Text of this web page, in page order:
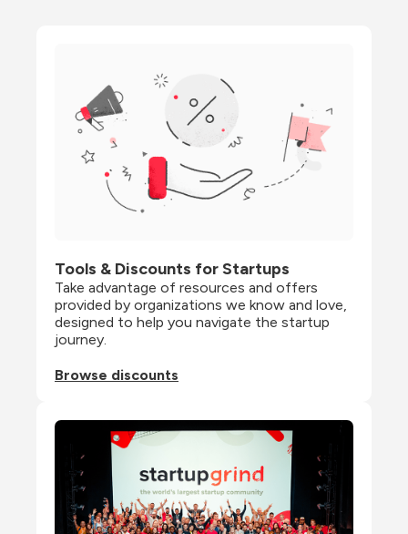
Tools & Discounts for Startups
Take advantage of resources and offers
provided by organizations we know and love,
designed to help you navigate the startup
journey.
Browse discounts